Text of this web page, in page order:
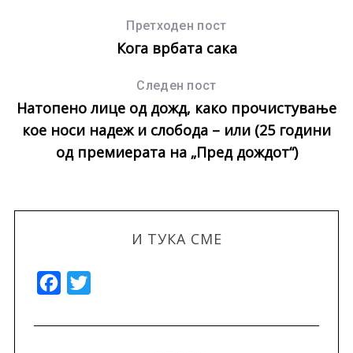
Претходен пост
Кога врбата сака
Следен пост
Натопено лице од дожд, како прочистување
кое носи надеж и слобода – или (25 години
од премиерата на „Пред дождот“)
И ТУКА СМЕ
c
i